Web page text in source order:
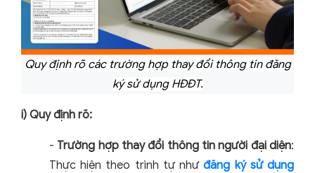
Quy định rõ các trường hợp thay đổi thông tin đăng
ký sử dụng HĐĐT.
i) Quy định rõ:
- Trường hợp thay đổi thông tin người đại diện:
Thực hiện theo trình tự nhưđăng ký sử dụng